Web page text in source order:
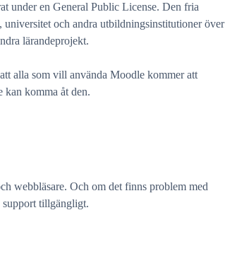
under en General Public License. Den fria
och andra utbildningsinstitutioner över
lärandeprojekt.
alla som vill använda Moodle kommer att
kan komma åt den.
webbläsare. Och om det finns problem med
support tillgängligt.